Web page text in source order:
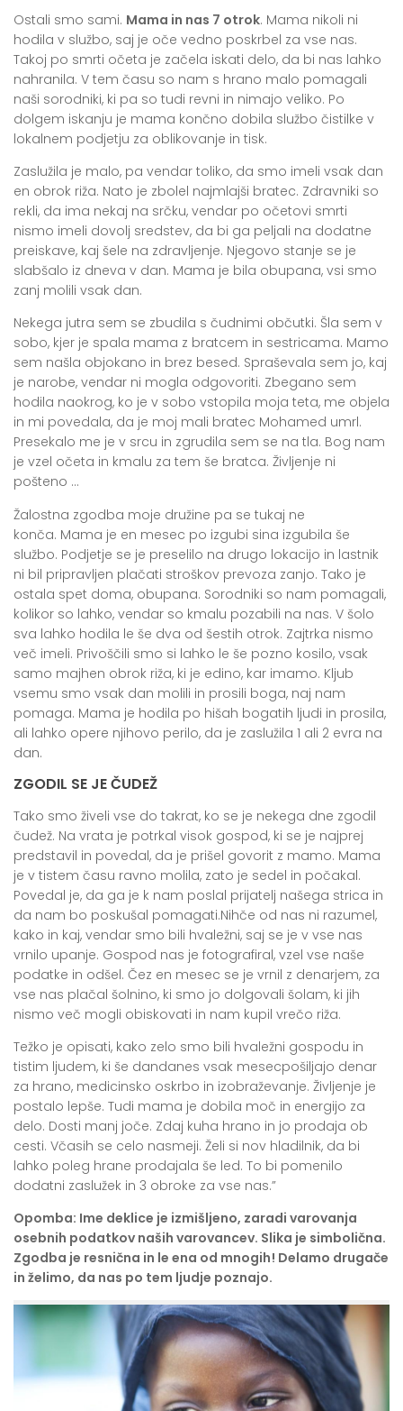
Ostali smo sami. Mama in nas 7 otrok. Mama nikoli ni
hodila v službo, saj je oče vedno poskrbel za vse nas.
Takoj po smrti očeta je začela iskati delo, da bi nas lahko
nahranila. V tem času so nam s hrano malo pomagali
naši sorodniki, ki pa so tudi revni in nimajo veliko. Po
dolgem iskanju je mama končno dobila službo čistilke v
lokalnem podjetju za oblikovanje in tisk.
Zaslužila je malo, pa vendar toliko, da smo imeli vsak dan
en obrok riža. Nato je zbolel najmlajši bratec. Zdravniki so
rekli, da ima nekaj na srčku, vendar po očetovi smrti
nismo imeli dovolj sredstev, da bi ga peljali na dodatne
preiskave, kaj šele na zdravljenje. Njegovo stanje se je
slabšalo iz dneva v dan. Mama je bila obupana, vsi smo
zanj molili vsak dan.
Nekega jutra sem se zbudila s čudnimi občutki. Šla sem v
sobo, kjer je spala mama z bratcem in sestricama. Mamo
sem našla objokano in brez besed. Spraševala sem jo, kaj
je narobe, vendar ni mogla odgovoriti. Zbegano sem
hodila naokrog, ko je v sobo vstopila moja teta, me objela
in mi povedala, da je moj mali bratec Mohamed umrl.
Presekalo me je v srcu in zgrudila sem se na tla. Bog nam
je vzel očeta in kmalu za tem še bratca. Življenje ni
pošteno …
Žalostna zgodba moje družine pa se tukaj ne
konča. Mama je en mesec po izgubi sina izgubila še
službo. Podjetje se je preselilo na drugo lokacijo in lastnik
ni bil pripravljen plačati stroškov prevoza zanjo. Tako je
ostala spet doma, obupana. Sorodniki so nam pomagali,
kolikor so lahko, vendar so kmalu pozabili na nas. V šolo
sva lahko hodila le še dva od šestih otrok. Zajtrka nismo
več imeli. Privoščili smo si lahko le še pozno kosilo, vsak
samo majhen obrok riža, ki je edino, kar imamo. Kljub
vsemu smo vsak dan molili in prosili boga, naj nam
pomaga. Mama je hodila po hišah bogatih ljudi in prosila,
ali lahko opere njihovo perilo, da je zaslužila 1 ali 2 evra na
dan.
ZGODIL SE JE ČUDEŽ
Tako smo živeli vse do takrat, ko se je nekega dne zgodil
čudež. Na vrata je potrkal visok gospod, ki se je najprej
predstavil in povedal, da je prišel govorit z mamo. Mama
je v tistem času ravno molila, zato je sedel in počakal.
Povedal je, da ga je k nam poslal prijatelj našega strica in
da nam bo poskušal pomagati.Nihče od nas ni razumel,
kako in kaj, vendar smo bili hvaležni, saj se je v vse nas
vrnilo upanje. Gospod nas je fotografiral, vzel vse naše
podatke in odšel. Čez en mesec se je vrnil z denarjem, za
vse nas plačal šolnino, ki smo jo dolgovali šolam, ki jih
nismo več mogli obiskovati in nam kupil vrečo riža.
Težko je opisati, kako zelo smo bili hvaležni gospodu in
tistim ljudem, ki še dandanes vsak mesecpošiljajo denar
za hrano, medicinsko oskrbo in izobraževanje. Življenje je
postalo lepše. Tudi mama je dobila moč in energijo za
delo. Dosti manj joče. Zdaj kuha hrano in jo prodaja ob
cesti. Včasih se celo nasmeji. Želi si nov hladilnik, da bi
lahko poleg hrane prodajala še led. To bi pomenilo
dodatni zaslužek in 3 obroke za vse nas.”
Opomba: Ime deklice je izmišljeno, zaradi varovanja
osebnih podatkov naših varovancev. Slika je simbolična.
Zgodba je resnična in le ena od mnogih! Delamo drugače
in želimo, da nas po tem ljudje poznajo.